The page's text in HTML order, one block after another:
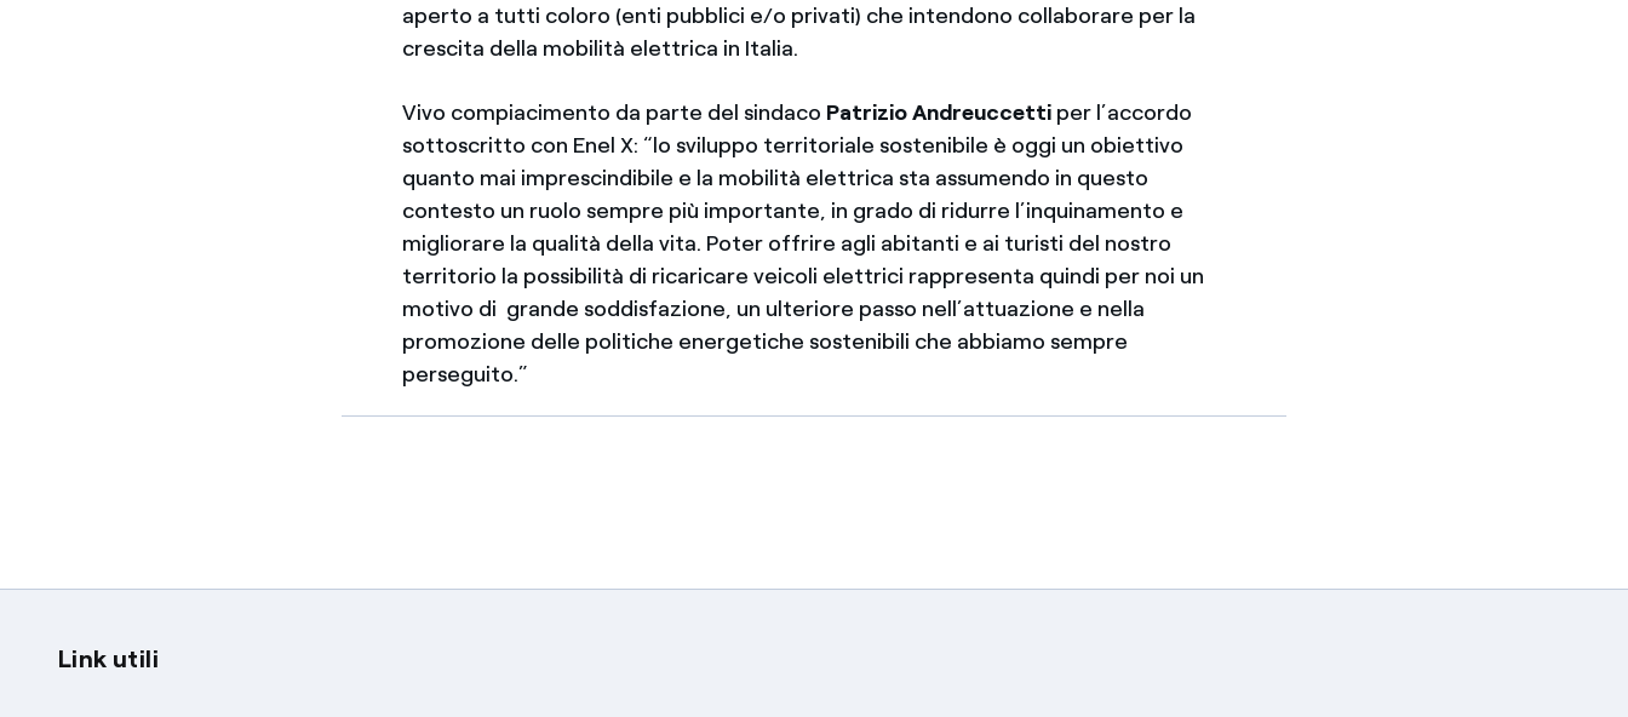
aperto a tutti coloro (enti pubblici e/o privati) che intendono collaborare per la
crescita della mobilità elettrica in Italia.
Vivo compiacimento da parte del sindaco Patrizio Andreuccetti per l’accordo
sottoscritto con Enel X: “lo sviluppo territoriale sostenibile è oggi un obiettivo
quanto mai imprescindibile e la mobilità elettrica sta assumendo in questo
contesto un ruolo sempre più importante, in grado di ridurre l’inquinamento e
migliorare la qualità della vita. Poter offrire agli abitanti e ai turisti del nostro
territorio la possibilità di ricaricare veicoli elettrici rappresenta quindi per noi un
motivo di grande soddisfazione, un ulteriore passo nell’attuazione e nella
promozione delle politiche energetiche sostenibili che abbiamo sempre
perseguito.”
Link utili